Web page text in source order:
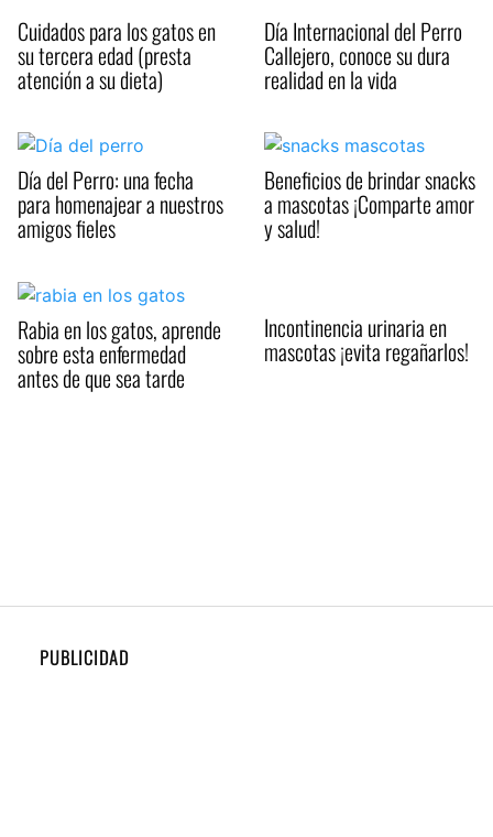
Cuidados para los gatos en
su tercera edad (presta
atención a su dieta)
Día Internacional del Perro
Callejero, conoce su dura
realidad en la vida
Día del Perro: una fecha
para homenajear a nuestros
amigos fieles
Beneficios de brindar snacks
a mascotas ¡Comparte amor
y salud!
Rabia en los gatos, aprende
sobre esta enfermedad
antes de que sea tarde
Incontinencia urinaria en
mascotas ¡evita regañarlos!
PUBLICIDAD